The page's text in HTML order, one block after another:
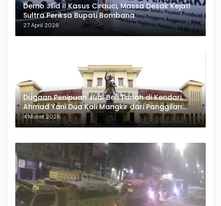
Demo Jilid II Kasus Cirauci, Massa Desak Kejati
Sultra Periksa Bupati Bombana
27 April 2026
Dugaan Penipuan Jual Beli Tanah di Kendari,
Ahmad Yani Dua Kali Mangkir dari Panggilan
Polda Sultra
4 Maret 2026